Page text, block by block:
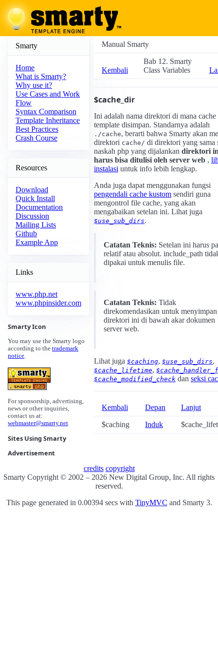
Smarty
Home
What is Smarty?
Why use it?
Use Cases and Work
Flow
Syntax Comparison
Template Inheritance
Best Practices
Crash Course
Resources
Download
Quick Install
Documentation
Discussion
Mailing Lists
Github
Example App
Links
www.php.net
www.phpinsider.com
Smarty Icon
You may use the Smarty logo
according to the trademark
notice.
For sponsorship, advertising,
news or other inquiries,
contact us at:
webmaster@smarty.net
Sites Using Smarty
Advertisement
Manual Smarty
Kembali
Bab 12. Smarty
Class Variables
$cache_dir
Ini adalah nama direktori di mana cache
template disimpan. Standarnya adalah
./cache, berarti bahwa Smarty akan
direktori cache/ di direktori yang sama
naskah php yang dijalankan direktori
harus bisa ditulisi oleh server web ,
instalasi untuk info lebih lengkap.
Anda juga dapat menggunakan fungsi
pengendali cache kustom sendiri guna
mengontrol file cache, yang akan
mengabaikan setelan ini. Lihat juga
$use_sub_dirs.
Catatan Teknis: Setelan ini harus
relatif atau absolut. include_path
dipakai untuk menulis file.
Catatan Teknis: Tidak
direkomendasikan untuk menyimpan
direktori ini di bawah akar dokumen
server web.
Lihat juga $caching, $use_sub_dirs,
$cache_lifetime,
$cache_modified_check dan seksi
Kembali Depan Lanjut
$caching Induk
credits copyright
Smarty Copyright © 2002 – 2026 New Digital Group, Inc. All rights
reserved.
This page generated in 0.00394 secs with TinyMVC and Smarty 3.